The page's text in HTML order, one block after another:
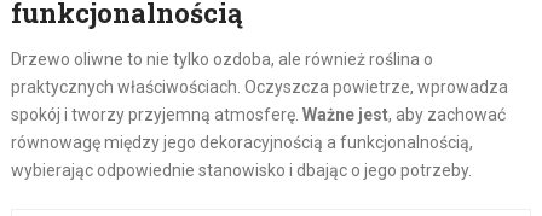
funkcjonalnością
Drzewo oliwne to nie tylko ozdoba, ale również roślina o
praktycznych właściwościach. Oczyszcza powietrze, wprowadza
spokój i tworzy przyjemną atmosferę. Ważne jest, aby zachować
równowagę między jego dekoracyjnością a funkcjonalnością,
wybierając odpowiednie stanowisko i dbając o jego potrzeby.